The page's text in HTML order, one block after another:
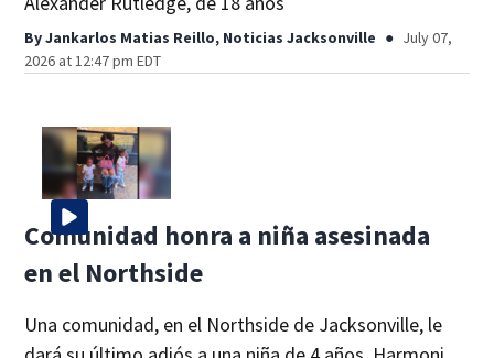
ByJankarlos Matias Reillo, Noticias Jacksonville
July 07,
2026 at 12:47 pm EDT
Comunidad honra a niña asesinada
en el Northside
Una comunidad, en el Northside de Jacksonville, le